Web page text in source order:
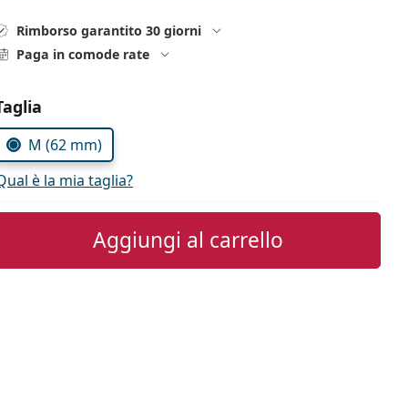
Rimborso garantito 30 giorni
Paga in comode rate
i parametri
M (62 mm)
è la mia taglia?
Aggiungi al carrello